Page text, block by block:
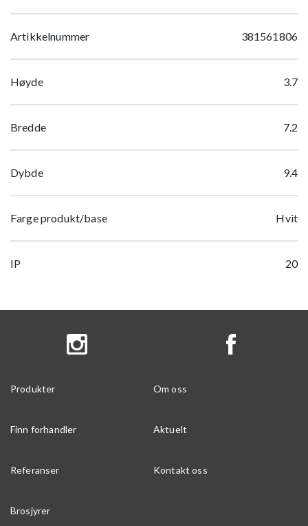
Artikkelnummer 381561806
Høyde 3.7
Bredde 7.2
Dybde 9.4
Farge produkt/base Hvit
IP 20
Produkter Om oss
Finn forhandler Aktuelt
Referanser Kontakt oss
Brosjyrer